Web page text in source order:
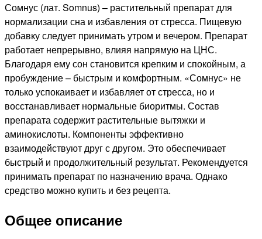
Сомнус (лат. Somnus) – растительный препарат для
нормализации сна и избавления от стресса. Пищевую
добавку следует принимать утром и вечером. Препарат
работает непрерывно, влияя напрямую на ЦНС.
Благодаря ему сон становится крепким и спокойным, а
пробуждение – быстрым и комфортным. «Сомнус» не
только успокаивает и избавляет от стресса, но и
восстанавливает нормальные биоритмы. Состав
препарата содержит растительные вытяжки и
аминокислоты. Компоненты эффективно
взаимодействуют друг с другом. Это обеспечивает
быстрый и продолжительный результат. Рекомендуется
принимать препарат по назначению врача. Однако
средство можно купить и без рецепта.
Общее описание